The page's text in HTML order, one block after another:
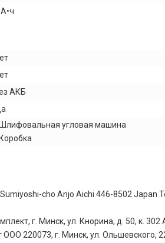
АКБ
угловая машина
cho Anjo Aichi 446-8502 Japan
г. Минск, ул. Кнорина, д. 50, к. 302
220073, г. Минск, ул. Ольшевского,